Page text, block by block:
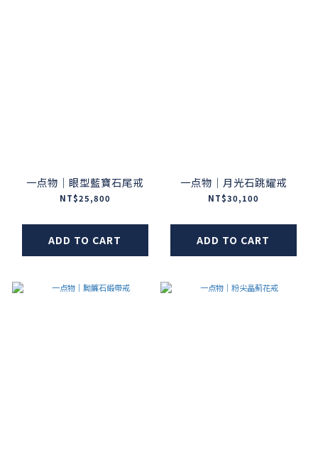
一点物｜眼型藍寶石尾戒
NT$25,800
ADD TO CART
一点物｜月光石跳耀戒
NT$30,100
ADD TO CART